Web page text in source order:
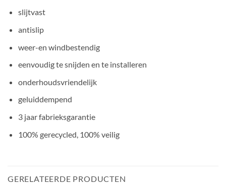
slijtvast
antislip
weer-en windbestendig
eenvoudig te snijden en te installeren
onderhoudsvriendelijk
geluiddempend
3 jaar fabrieksgarantie
100% gerecycled, 100% veilig
GERELATEERDE PRODUCTEN